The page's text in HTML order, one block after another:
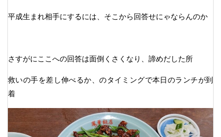
平成生まれ相手にするには、そこから回答せにゃならんのか
さすがにここへの回答は面倒くさくなり、諦めだした所
救いの手を差し伸べるか、のタイミングで本日のランチが到
着